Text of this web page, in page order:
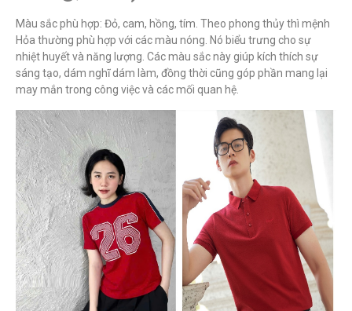
Màu sắc phù hợp: Đỏ, cam, hồng, tím. Theo phong thủy thì mệnh
Hỏa thường phù hợp với các màu nóng. Nó biểu trưng cho sự
nhiệt huyết và năng lượng. Các màu sắc này giúp kích thích sự
sáng tạo, dám nghĩ dám làm, đồng thời cũng góp phần mang lại
may mắn trong công việc và các mối quan hệ.